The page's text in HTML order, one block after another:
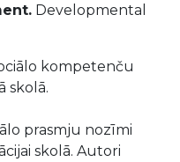
Developmental
kompetenču
skolā.
prasmju nozīmi
skolā. Autori